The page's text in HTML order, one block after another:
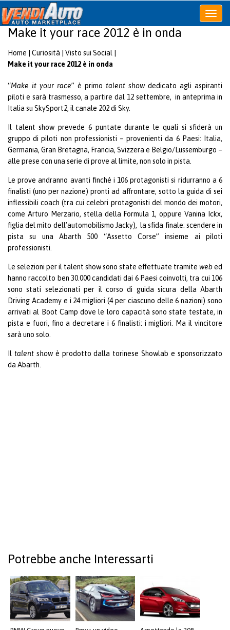
Apri
o
Make it your race 2012 è in onda
Home Curiosità Visto sui Social
Make it your race 2012 è in onda
“Make it your race” è primo talent showdedicato agli aspiranti
piloti e sarà trasmesso, a partire dal 12 settembre, in anteprima in
Italia su SkySport2, il canale 202 di Sky.
Il talent show prevede 6 puntate durante le quali si sfiderà un
gruppo di piloti non professionisti – provenienti da 6 Paesi: Italia,
Germania, Gran Bretagna, Francia, Svizzera e Belgio/Lussemburgo –
alle prese con una serie di prove al limite, non solo in pista.
Le prove andranno avanti finché i 106 protagonisti si ridurranno a 6
finalisti (uno per nazione) pronti ad affrontare, sotto la guida di sei
inflessibili coach (tra cui celebri protagonisti del mondo dei motori,
come Arturo Merzario, stella della Formula 1, oppure Vanina Ickx,
figlia del mito dell’automobilismo Jacky), la sfida finale: scendere in
pista su una Abarth 500 “Assetto Corse” insieme ai piloti
professionisti.
Le selezioni per il talent show sono state effettuate tramite webed
hanno raccolto ben 30.000 candidati dai 6 Paesi coinvolti, tra cui 106
sono stati selezionati per il corso di guida sicura della Abarth
Driving Academy e i 24 migliori (4 per ciascuno delle 6 nazioni) sono
arrivati al Boot Camp dove le loro capacità sono state testate, in
pista e fuori, fino a decretare i 6 finalisti: i migliori. Ma il vincitore
sarà uno solo.
Il talent show è prodotto dalla torinese Showlab e sponsorizzato
da Abarth.
Potrebbe anche Interessarti